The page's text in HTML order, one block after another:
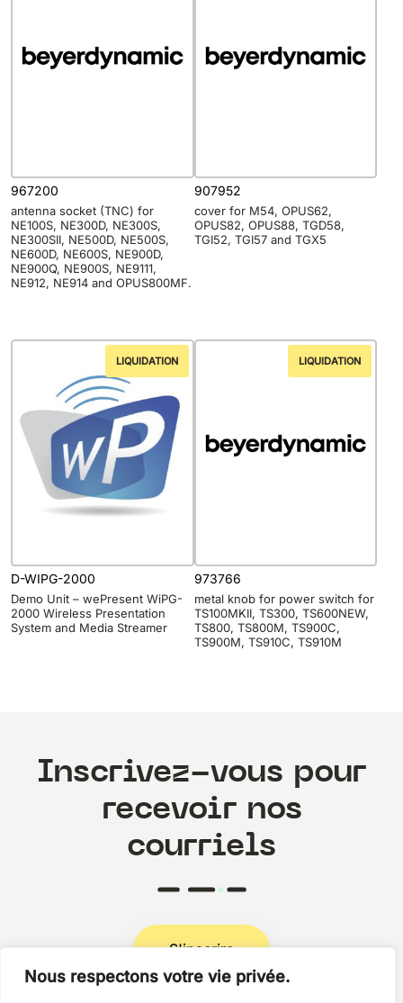
Nous respectons votre vie privée.
967200
antenna socket (TNC) for
NE100S, NE300D, NE300S,
NE300SII, NE500D, NE500S,
NE600D, NE600S, NE900D,
NE900Q, NE900S, NE9111,
NE912, NE914 and OPUS800MF.
907952
cover for M54, OPUS62,
OPUS82, OPUS88, TGD58,
TGI52, TGI57 and TGX5
LIQUIDATION
D-WIPG-2000
Demo Unit – wePresent WiPG-
2000 Wireless Presentation
System and Media Streamer
LIQUIDATION
973766
metal knob for power switch for
TS100MKII, TS300, TS600NEW,
TS800, TS800M, TS900C,
TS900M, TS910C, TS910M
Inscrivez-vous pour
recevoir nos
courriels
S'inscrire